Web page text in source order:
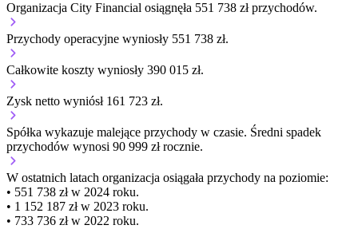
Organizacja City Financial osiągnęła 551 738 zł przychodów.
Przychody operacyjne wyniosły 551 738 zł.
Całkowite koszty wyniosły 390 015 zł.
Zysk netto wyniósł 161 723 zł.
Spółka wykazuje malejące przychody w czasie. Średni spadek
przychodów wynosi 90 999 zł rocznie.
W ostatnich latach organizacja osiągała przychody na poziomie:
• 551 738 zł w 2024 roku.
• 1 152 187 zł w 2023 roku.
• 733 736 zł w 2022 roku.